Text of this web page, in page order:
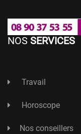
NOS SERVICES
Travail
Horoscope
Nos conseillers